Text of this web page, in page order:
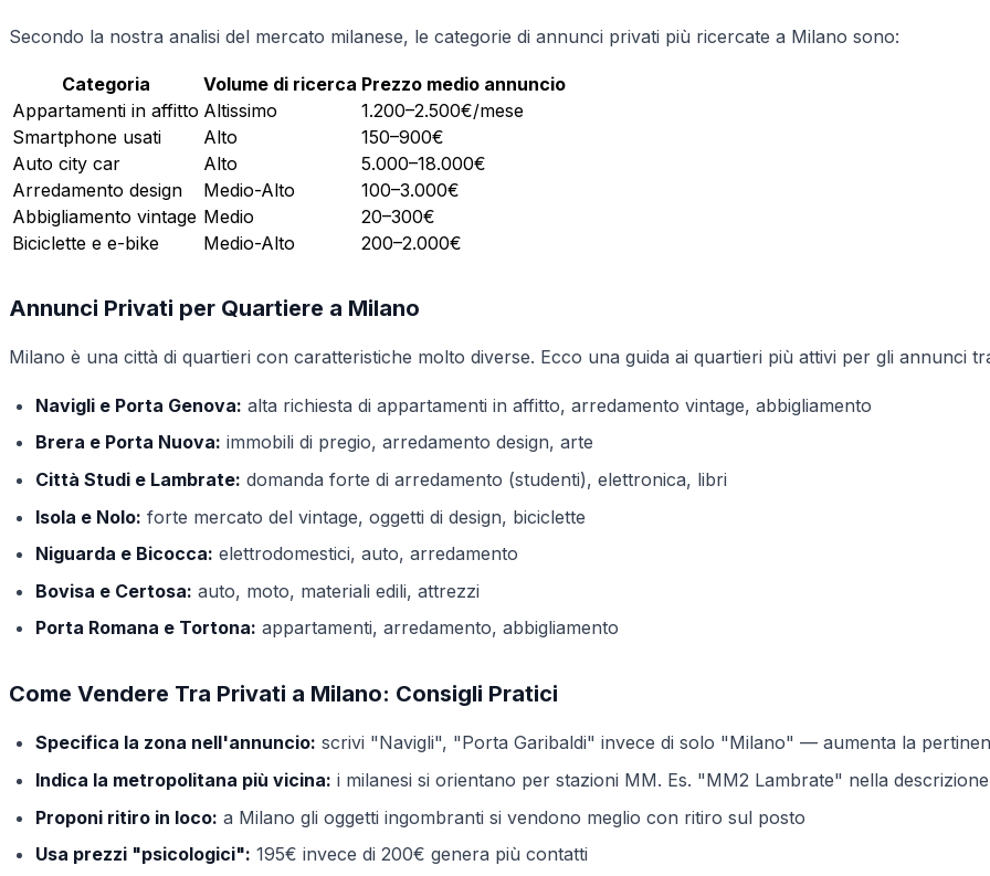
Secondo la nostra analisi del mercato milanese, le categorie di annunci privati più ricercate a Milano sono:
Categoria Volume di ricerca Prezzo medio annuncio
Appartamenti in affitto Altissimo
1.200–2.500€/mese
Smartphone usati
Alto
150–900€
Auto city car
Alto
5.000–18.000€
Arredamento design
Medio-Alto
100–3.000€
Abbigliamento vintage Medio
20–300€
Biciclette e e-bike
Medio-Alto 200–2.000€
Annunci Privati per Quartiere a Milano
Milano è una città di quartieri con caratteristiche molto diverse. Ecco una guida ai quartieri più attivi per gli annunci
Navigli e Porta Genova: alta richiesta di appartamenti in affitto, arredamento vintage, abbigliamento
Brera e Porta Nuova: immobili di pregio, arredamento design, arte
Città Studi e Lambrate: domanda forte di arredamento (studenti), elettronica, libri
Isola e Nolo: forte mercato del vintage, oggetti di design, biciclette
Niguarda e Bicocca: elettrodomestici, auto, arredamento
Bovisa e Certosa: auto, moto, materiali edili, attrezzi
Porta Romana e Tortona: appartamenti, arredamento, abbigliamento
Come Vendere Tra Privati a Milano: Consigli Pratici
Specifica la zona nell'annuncio: scrivi "Navigli", "Porta Garibaldi" invece di solo "Milano" — aumenta la
Indica la metropolitana più vicina: i milanesi si orientano per stazioni MM. Es. "MM2 Lambrate" nella descrizione
Proponi ritiro in loco: a Milano gli oggetti ingombranti si vendono meglio con ritiro sul posto
Usa prezzi "psicologici": 195€ invece di 200€ genera più contatti